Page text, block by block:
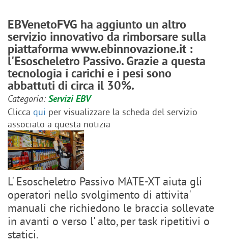
EBVenetoFVG ha aggiunto un altro
servizio innovativo da rimborsare sulla
piattaforma www.ebinnovazione.it :
l'Esoscheletro Passivo. Grazie a questa
tecnologia i carichi e i pesi sono
abbattuti di circa il 30%.
Categoria: Servizi EBV
Clicca qui per visualizzare la scheda del servizio
associato a questa notizia
L' Esoscheletro Passivo MATE-XT aiuta gli
operatori nello svolgimento di attivita'
manuali che richiedono le braccia sollevate
in avanti o verso l' alto, per task ripetitivi o
statici.